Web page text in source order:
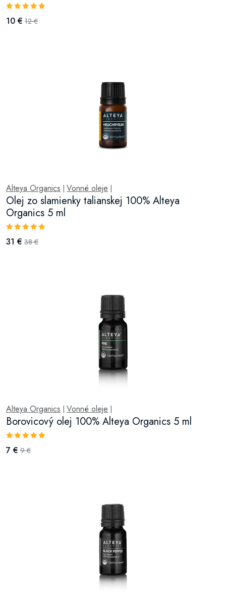
10 € 12 €
Alteya Organics Vonné oleje
Olej zo slamienky talianskej 100% Alteya
Organics 5 ml
31 € 38 €
Alteya Organics Vonné oleje
Borovicový olej 100% Alteya Organics 5 ml
7 € 9 €